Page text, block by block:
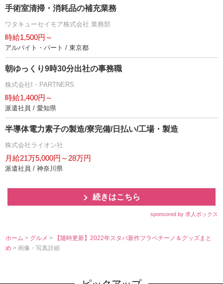
手術室清掃・消耗品の補充業務
ワタキューセイモア株式会社 業務部
時給1,500円～
アルバイト・パート / 東京都
朝ゆっくり9時30分出社の事務職
株式会社I・PARTNERS
時給1,400円～
派遣社員 / 愛知県
半導体電力素子の製造/寮完備/日払い/工場・製造
株式会社ライオン社
月給21万5,000円～28万円
派遣社員 / 神奈川県
続きはこちら
sponsored by 求人ボックス
ホーム > グルメ>
【随時更新】2022年スタバ新作フラペチーノ＆グッズまと
め> 画像・写真詳細